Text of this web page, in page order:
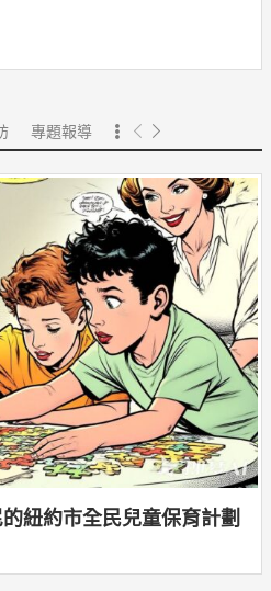
專題報導
紐約市全民兒童保育計劃